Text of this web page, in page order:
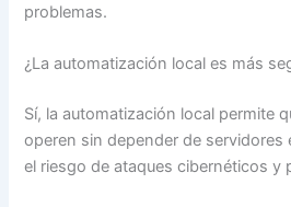
problemas.
¿La automatización local es más
Sí, la automatización local permite
operen sin depender de servidores
el riesgo de ataques cibernéticos y